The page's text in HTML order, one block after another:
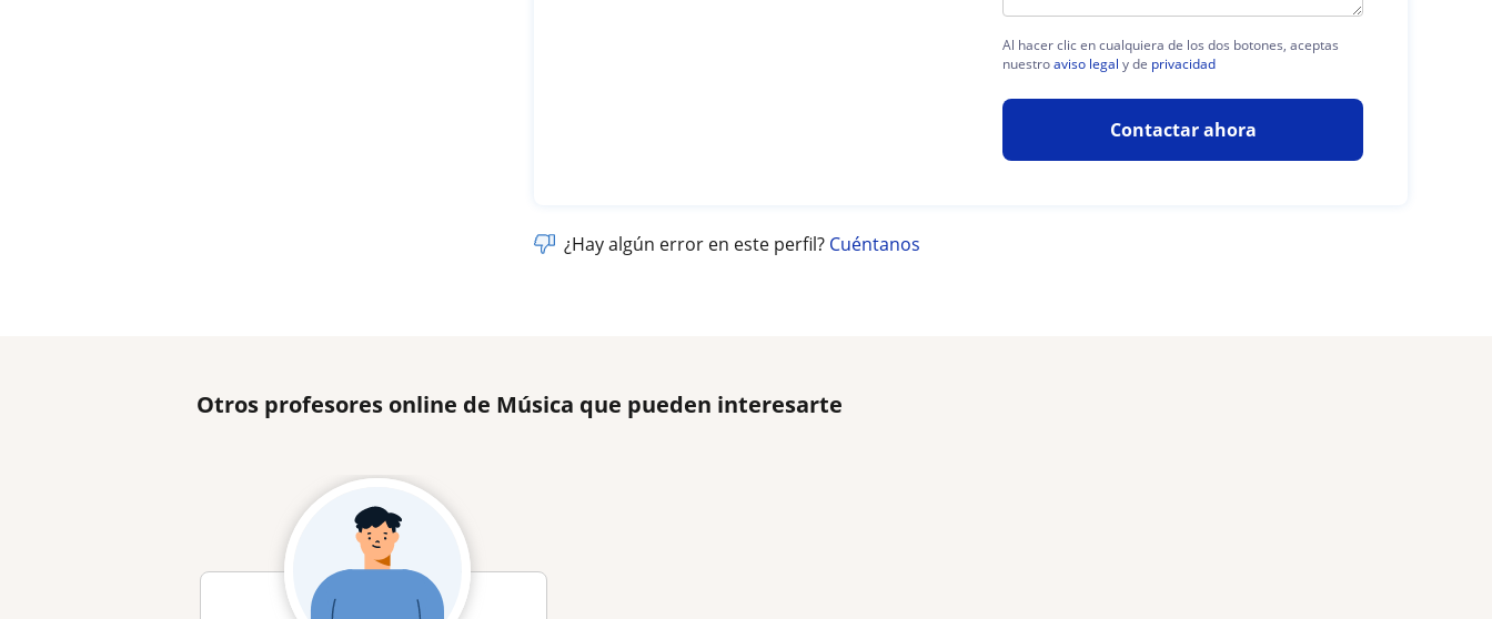
Al hacer clic en cualquiera de los dos botones, aceptas
nuestroaviso legal y de privacidad
Contactar ahora
¿Hay algún error en este perfil? Cuéntanos
Otros profesores online de Música que pueden interesarte